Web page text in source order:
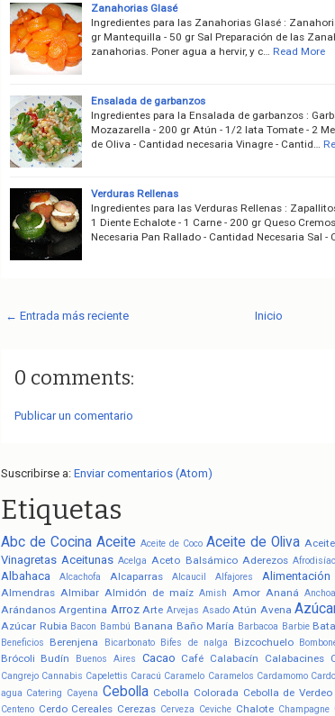
Zanahorias Glasé
Ingredientes para las Zanahorias Glasé :
gr Mantequilla - 50 gr Sal Preparación de las
zanahorias. Poner agua a hervir, y c…
Read More
Ensalada de garbanzos
Ingredientes para la Ensalada de garbanzos :
Mozazarella - 200 gr Atún - 1/2 lata Tomate - 2
de Oliva - Cantidad necesaria Vinagre - Cantid…
Verduras Rellenas
Ingredientes para las Verduras Rellenas :
1 Diente Echalote - 1 Carne - 200 gr Queso
Necesaria Pan Rallado - Cantidad Necesaria Sal -
← Entrada más reciente Inicio
0 comments:
Publicar un comentario
Suscribirse a: Enviar comentarios (Atom)
Etiquetas
Abc de Cocina Aceite Aceite de Coco Aceite de Oliva
Vinagretas Aceitunas Acelga Aceto Balsámico Aderezos
Albahaca Alcachofa Alcaparras Alcaucil Alfajores Alimentación
Almendras Almibar Almidón de maíz Amish Amor Ananá
Arándanos Argentina Arroz Arte Arvejas Asado Atún Avena
Azúcar Rubia Bacon Bambú Banana Baño María Barbacoa Barbie
Beneficios Berenjena Bicarbonato Bifes de nalga Bizcochuelo
Brócoli Budín Buenos Aires Cacao Café Calabacín Calabacines
Cangrejo Cannabis Capelettis Caracú Caramelo Caramelos Cardamomo Cardo
agua Catering Cayena Cebolla Cebolla Colorada Cebolla de Verdeo
Centeno Cerdo Cereales Cerezas Cerveza Ceviche Chalote Champagne